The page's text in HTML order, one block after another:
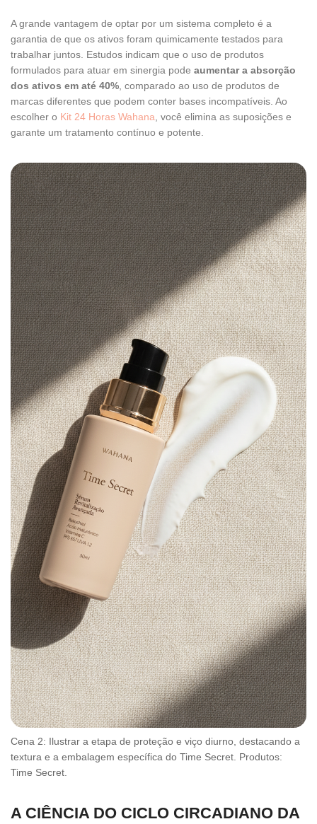
A grande vantagem de optar por um sistema completo é a
garantia de que os ativos foram quimicamente testados para
trabalhar juntos. Estudos indicam que o uso de produtos
formulados para atuar em sinergia pode aumentar a absorção
dos ativos em até 40% , comparado ao uso de produtos de
marcas diferentes que podem conter bases incompatíveis. Ao
escolher o Kit 24 Horas Wahana , você elimina as suposições e
garante um tratamento contínuo e potente.
Cena 2: Ilustrar a etapa de proteção e viço diurno, destacando a
textura e a embalagem específica do Time Secret. Produtos:
Time Secret.
A CIÊNCIA DO CICLO CIRCADIANO DA